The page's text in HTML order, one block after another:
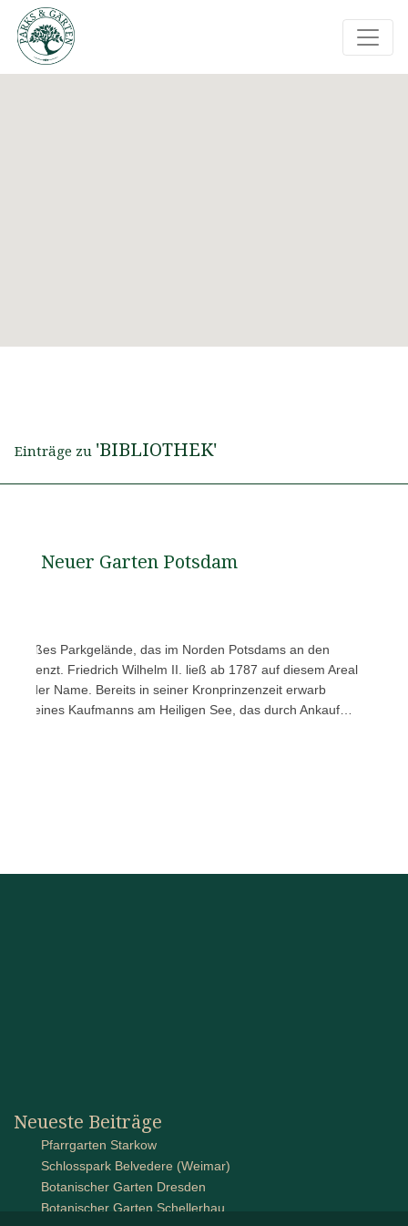
Einträge zu 'BIBLIOTHEK'
Neuer Garten Potsdam
großes Parkgelände, das im Norden Potsdams an den
grenzt. Friedrich Wilhelm II. ließ ab 1787 auf diesem Areal
der Name. Bereits in seiner Kronprinzenzeit erwarb
eines Kaufmanns am Heiligen See, das durch Ankauf…
Neueste Beiträge
Pfarrgarten Starkow
Schlosspark Belvedere (Weimar)
Botanischer Garten Dresden
Botanischer Garten Schellerhau